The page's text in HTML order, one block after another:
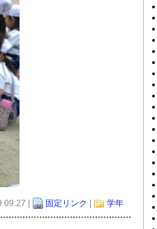
09:27 | 固定リンク | 学年